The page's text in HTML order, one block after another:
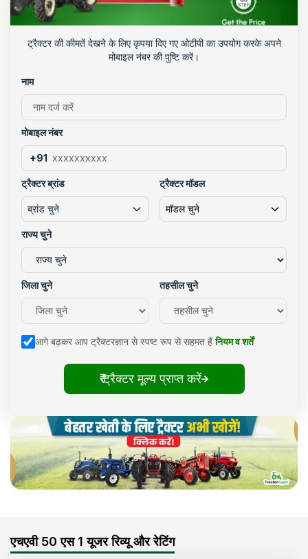
ट्रैक्टर की कीमतें देखने के लिए कृपया दिए गए ओटीपी का उपयोग करके अपने
मोबाइल नंबर की पुष्टि करें।
नाम
मोबाइल नंबर
+91
ट्रैक्टर ब्रांड
ब्रांड चुने
ट्रैक्टर मॉडल
मॉडल चुने
राज्य चुने
जिला चुने तहसील चुने
आगे बढ़कर आप ट्रैक्टरज्ञान से स्पष्ट रूप से सहमत हैं नियम व शर्तें
₹ ट्रैक्टर मूल्य प्राप्त करें
एचएवी 50 एस 1 यूजर रिव्यू और रेटिंग